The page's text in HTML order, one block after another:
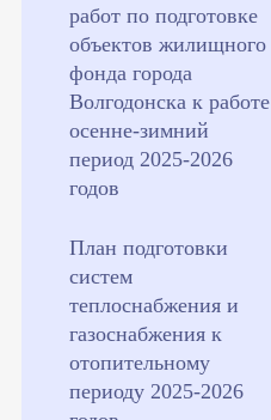
работ по подготовке
объектов жилищного
фонда города
Волгодонска к работе
осенне-зимний
период 2025-2026
годов
План подготовки
систем
теплоснабжения и
газоснабжения к
отопительному
периоду 2025-2026